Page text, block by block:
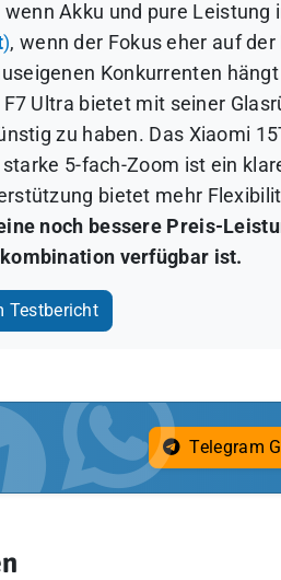
wenn Akku und pure Leistung
), wenn der Fokus eher auf
Konkurrenten
Ultra bietet mit seiner
zu haben. Das Xiaomi
5-fach-Zoom ist ein
bietet mehr
noch bessere Preis-
verfügbar ist.
Testbericht
Telegram